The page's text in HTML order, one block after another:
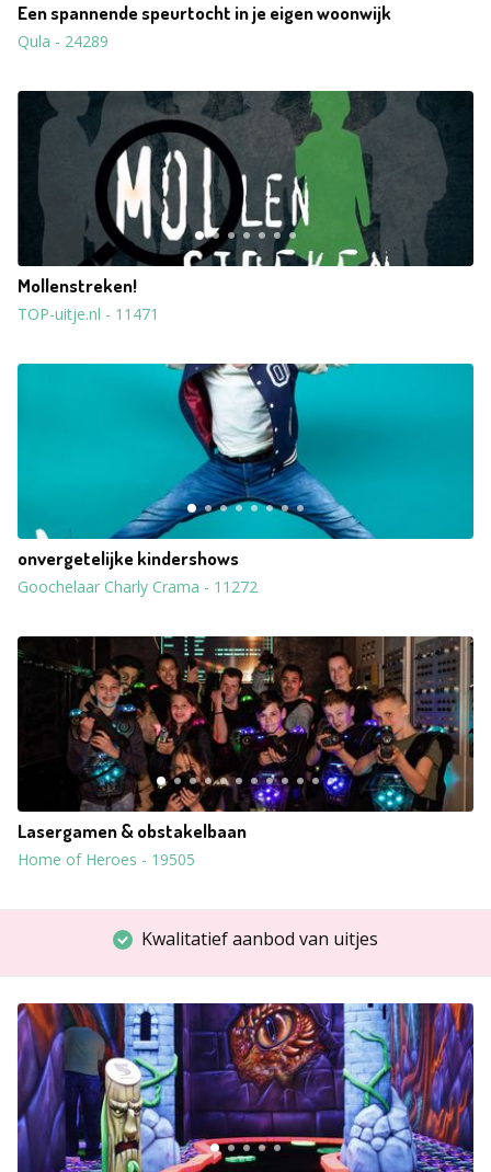
Een spannende speurtocht in je eigen woonwijk
Qula - 24289
Mollenstreken!
TOP-uitje.nl - 11471
onvergetelijke kindershows
Goochelaar Charly Crama - 11272
Lasergamen & obstakelbaan
Home of Heroes - 19505
Kwalitatief aanbod van uitjes